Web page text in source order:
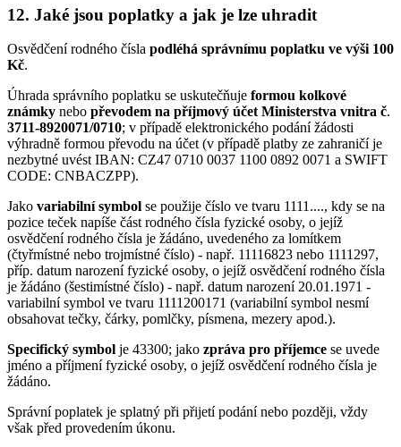
12. Jaké jsou poplatky a jak je lze uhradit
Osvědčení rodného čísla podléhá správnímu poplatku ve výši 100
Kč.
Úhrada správního poplatku se uskutečňuje formou kolkové
známky nebo převodem na příjmový účet Ministerstva vnitra č.
3711-8920071/0710; v případě elektronického podání žádosti
výhradně formou převodu na účet (v případě platby ze zahraničí je
nezbytné uvést IBAN: CZ47 0710 0037 1100 0892 0071 a SWIFT
CODE: CNBACZPP).
Jako variabilní symbol se použije číslo ve tvaru 1111...., kdy se na
pozice teček napíše část rodného čísla fyzické osoby, o jejíž
osvědčení rodného čísla je žádáno, uvedeného za lomítkem
(čtyřmístné nebo trojmístné číslo) - např. 11116823 nebo 1111297,
příp. datum narození fyzické osoby, o jejíž osvědčení rodného čísla
je žádáno (šestimístné číslo) - např. datum narození 20.01.1971 -
variabilní symbol ve tvaru 1111200171 (variabilní symbol nesmí
obsahovat tečky, čárky, pomlčky, písmena, mezery apod.).
Specifický symbol je 43300; jako zpráva pro příjemce se uvede
jméno a příjmení fyzické osoby, o jejíž osvědčení rodného čísla je
žádáno.
Správní poplatek je splatný při přijetí podání nebo později, vždy
však před provedením úkonu.